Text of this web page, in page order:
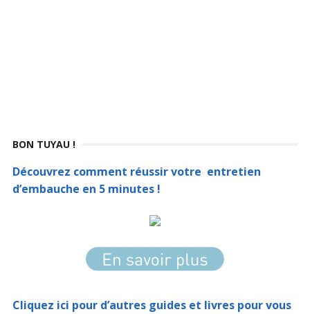
BON TUYAU !
Découvrez comment réussir votre entretien
d’embauche en 5 minutes !
Cliquez ici pour d’autres guides et livres pour vous